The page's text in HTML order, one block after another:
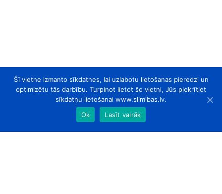
Šī vietne izmanto sīkdatnes, lai uzlabotu lietošanas pieredzi un
optimizētu tās darbību. Turpinot lietot šo vietni, Jūs piekrītiet
sīkdatņu lietošanai www.slimibas.lv.
Ok
Lasīt vairāk